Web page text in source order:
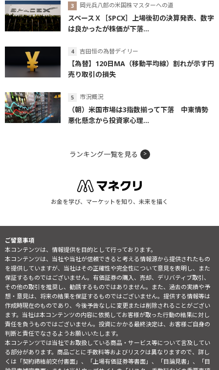
岡元兵八郎の米国株マスターへの道
スペースＸ［SPCX］上場後初の決算発表、数字
は良かったが株価が下落...
吉田恒の為替デイリー
【為替】120日MA（移動平均線）割れが示す円
売り取引の損失
市況概況
（朝）米国市場は3指数揃って下落 中東情勢
悪化懸念から投資家心理...
ランキング一覧を見る
お金を学び、マーケットを知り、未来を描く
ご留意事項
本コンテンツは、情報提供を目的として行っております。
本コンテンツは、当社や当社が信頼できると考える情報源から提供されたもの
を提供していますが、当社はその正確性や完全性について意見を表明し、また
保証するものではございません。有価証券の購入、売却、デリバティブ取引、
その他の取引を推奨し、勧誘するものではありません。また、過去の実績や予
想・意見は、将来の結果を保証するものではございません。提供する情報等は
作成時現在のものであり、今後予告なしに変更または削除されることがござい
ます。当社は本コンテンツの内容に依拠してお客様が取った行動の結果に対し
責任を負うものではございません。投資にかかる最終決定は、お客様ご自身の
判断と責任でなさるようお願いいたします。
本コンテンツでは当社でお取扱している商品・サービス等について言及してい
る部分があります。商品ごとに手数料等およびリスクは異なりますので、詳し
くは「契約締結前交付書面」、「上場有価証券等書面」、「目論見書」、「目